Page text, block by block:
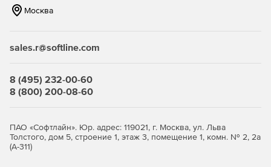
Версия Professional – служба поддержки + управление
Управление службой поддержки.
Управление программными активами.
Москва
sales.r@softline.com
8 (495) 232-00-60
8 (800) 200-08-60
ПАО «Софтлайн». Юр. адрес: 119021, г. Москва, ул. Льва
Толстого, дом 5, строение 1, этаж 3, помещение 1, комн. № 2, 2а
(А-311)